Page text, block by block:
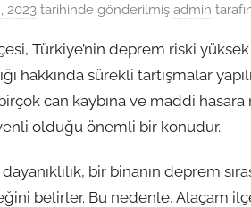
2023 tarihinde gönderilmiş admin
Türkiye’nin deprem riski
hakkında sürekli tartışmalar
can kaybına ve maddi
olduğu önemli bir konudur.
bir binanın deprem
belirler. Bu nedenle, Alaçam